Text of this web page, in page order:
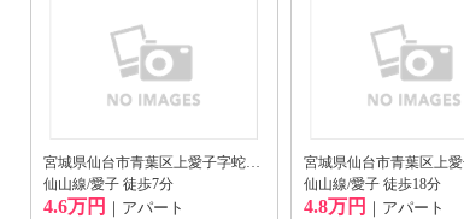
宮城県仙台市青葉区上愛子字蛇台原44-1
仙山線/愛子 徒歩7分
4.6万円 ｜アパート
仙山線/愛子 徒歩18分
4.8万円 ｜アパート